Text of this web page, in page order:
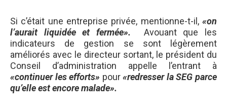
Si c’était une entreprise privée, mentionne-t-il,«on
l’aurait liquidée et fermée».
Avouant que les
indicateurs de gestion se sont légèrement
améliorés avec le directeur sortant, le président du
Conseil d’administration appelle l’entrant à
«continuer les efforts» pour«redresser la SEG parce
qu’elle est encore malade».